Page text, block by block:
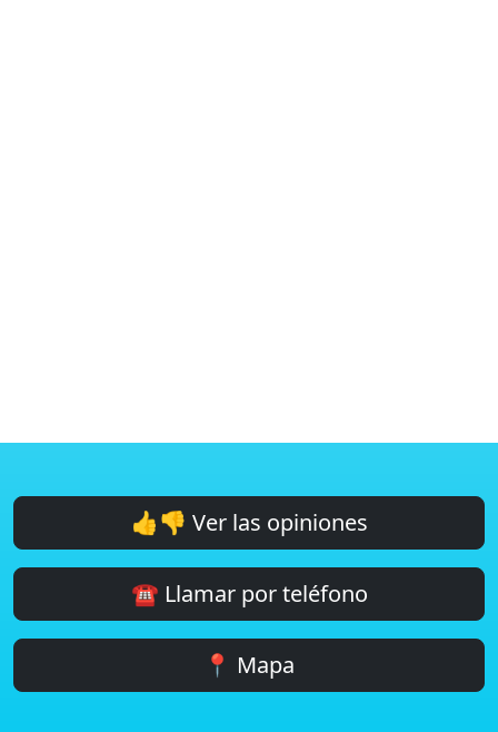
👍👎 Ver las opiniones
☎️ Llamar por teléfono
📍 Mapa